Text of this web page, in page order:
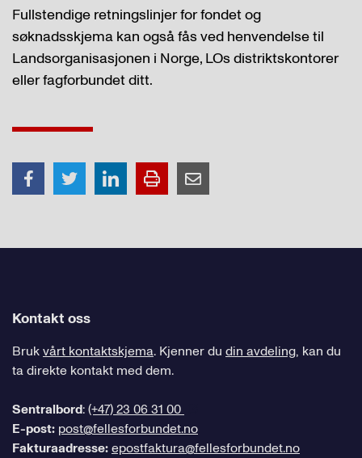
Fullstendige retningslinjer for fondet og
søknadsskjema kan også fås ved henvendelse til
Landsorganisasjonen i Norge, LOs distriktskontorer
eller fagforbundet ditt.
Kontakt oss
Brukvårt kontaktskjema. Kjenner du din avdeling, kan du
ta direkte kontakt med dem.
Sentralbord:(+47) 23 06 31 00
E-post: post@fellesforbundet.no
Fakturaadresse:epostfaktura@fellesforbundet.no